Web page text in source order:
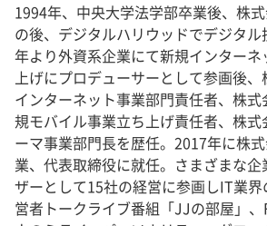
1994年、中央大学法学部卒業後、株
の後、デジタルハリウッドでデジタ
年より外資系企業にて新規インター
上げにプロデューサーとして参画後、
インターネット事業部門責任者、株
規モバイル事業立ち上げ責任者、株式
ーマ事業部門長を歴任。2017年に株
業、代表取締役に就任。さまざまな
ザーとして15社の経営に参画しIT業
営者トークライブ番組「JJの部屋」